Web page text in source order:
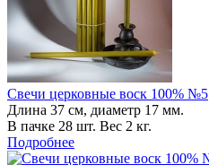
Свечи церковные воск 100% №5
Длина 37 см, диаметр 17 мм.
В пачке 28 шт. Вес 2 кг.
Подробнее